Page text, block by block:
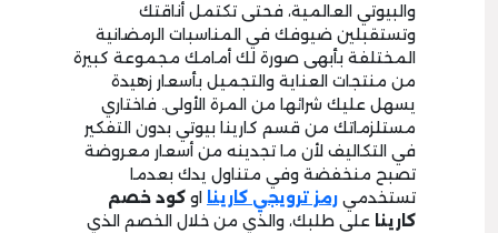
والبيوتي العالمية، فحتى تكتمل أناقتك
وتستقبلين ضيوفك في المناسبات الرمضانية
المختلفة بأبهى صورة لك أمامك مجموعة كبيرة
من منتجات العناية والتجميل بأسعار زهيدة
يسهل عليك شرائها من المرة الأولى. فاختاري
مستلزماتك من قسم كارينا بيوتي بدون التفكير
في التكاليف لأن ما تجدينه من أسعار معروضة
تصبح منخفضة وفي متناول يدك بعدما
تستخدمي رمز ترويجي كارينا او كود خصم
كارينا على طلبك، والذي من خلال الخصم الذي